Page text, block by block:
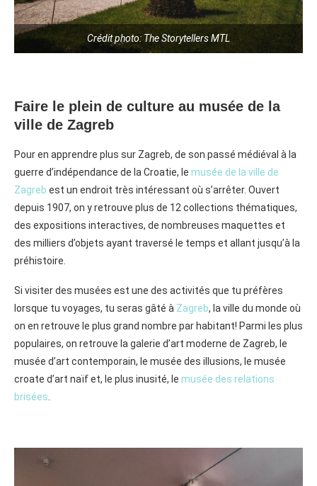
Crédit photo: The Storytellers MTL
Faire le plein de culture au musée de la
ville de Zagreb
Pour en apprendre plus sur Zagreb, de son passé médiéval à la
guerre d’indépendance de la Croatie, le musée de la ville de
Zagreb est un endroit très intéressant où s’arrêter. Ouvert
depuis 1907, on y retrouve plus de 12 collections thématiques,
des expositions interactives, de nombreuses maquettes et
des milliers d’objets ayant traversé le temps et allant jusqu’à la
préhistoire.
Si visiter des musées est une des activités que tu préfères
lorsque tu voyages, tu seras gâté à Zagreb, la ville du monde où
on en retrouve le plus grand nombre par habitant! Parmi les plus
populaires, on retrouve la galerie d’art moderne de Zagreb, le
musée d’art contemporain, le musée des illusions, le musée
croate d’art naïf et, le plus inusité, le musée des relations
brisées